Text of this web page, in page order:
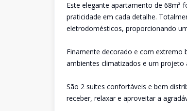
Este elegante apartamento de
praticidade em cada detalhe.
eletrodomésticos, proporcionando
Finamente decorado e com
ambientes climatizados e um projeto
São 2 suítes confortáveis e bem
receber, relaxar e aproveitar a